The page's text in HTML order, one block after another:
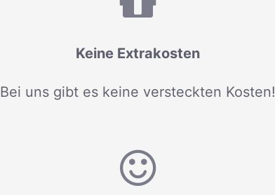
Keine Extrakosten
Bei uns gibt es keine versteckten Kosten!